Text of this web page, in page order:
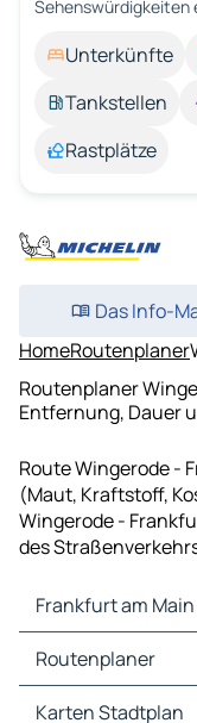
Sehenswürdigkeiten
Unterkünfte
Tankstellen
Rastplätze
Das Info-
HomeRoutenplaner
Routenplaner
Entfernung, Dauer
Route Wingerode -
(Maut, Kraftstoff,
Wingerode -
des
Frankfurt am Main
Frankfurt am Main
Frankfurt am Main
Frankfurt am Main
Routenplaner
Routenplaner
Karten Stadtplan